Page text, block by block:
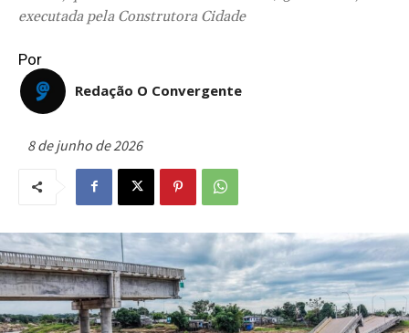
executada pela Construtora Cidade
Por
Redação O Convergente
8 de junho de 2026